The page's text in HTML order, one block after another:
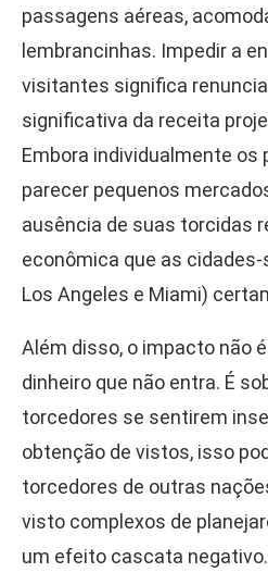
passagens aéreas,
lembrancinhas. Impedir a
visitantes significa
significativa da receita
Embora individualmente os
parecer pequenos
ausência de suas torcidas
econômica que as cidades-
Los Angeles e Miami)
Além disso, o impacto não
dinheiro que não entra. É
torcedores se sentirem
obtenção de vistos, isso
torcedores de outras
visto complexos de
um efeito cascata negativo.